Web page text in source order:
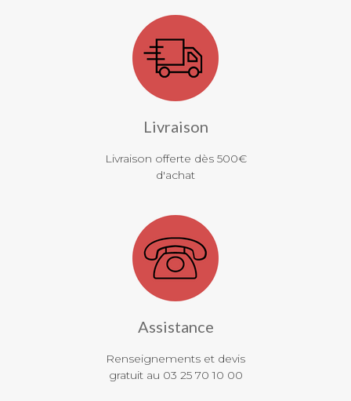
Livraison
Livraison offerte dès 500€
d'achat
Assistance
Renseignements et devis
gratuit au 03 25 70 10 00